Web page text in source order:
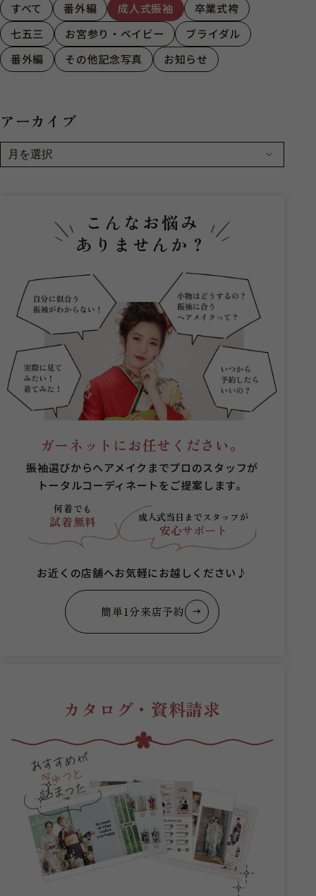
すべて 番外編 成人式振袖
卒業式袴
七五三
お宮参り・ベイビー
ブライダル
番外編
その他記念写真 お知らせ
アーカイブ
こんなお悩み
ありませんか？
ガーネットにお任せください。
振袖選びからヘアメイクまでプロのスタッフが
トータルコーディネートをご提案します。
何着でも
試着無料 成人式当日までスタッフが
安心サポート
お近くの店舗へお気軽にお越しください♪
簡単1分来店予約
カタログ・資料請求